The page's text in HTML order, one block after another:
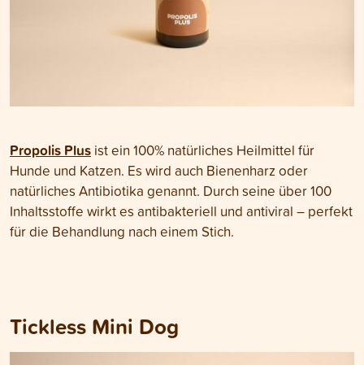
Propolis Plus ist ein 100% natürliches Heilmittel für
Hunde und Katzen. Es wird auch Bienenharz oder
natürliches Antibiotika genannt. Durch seine über 100
Inhaltsstoffe wirkt es antibakteriell und antiviral – perfekt
für die Behandlung nach einem Stich.
Tickless Mini Dog